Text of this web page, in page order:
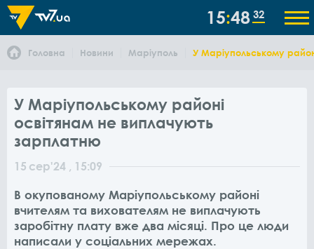
15 48 32
Головна Новини Маріуполь У Маріупольському
У Маріупольському районі
освітянам не виплачують
зарплатню
15 сер'24 , 15:09
В окупованому Маріупольському районі
вчителям та вихователям не виплачують
заробітну плату вже два місяці. Про це люди
написали у соціальних мережах.